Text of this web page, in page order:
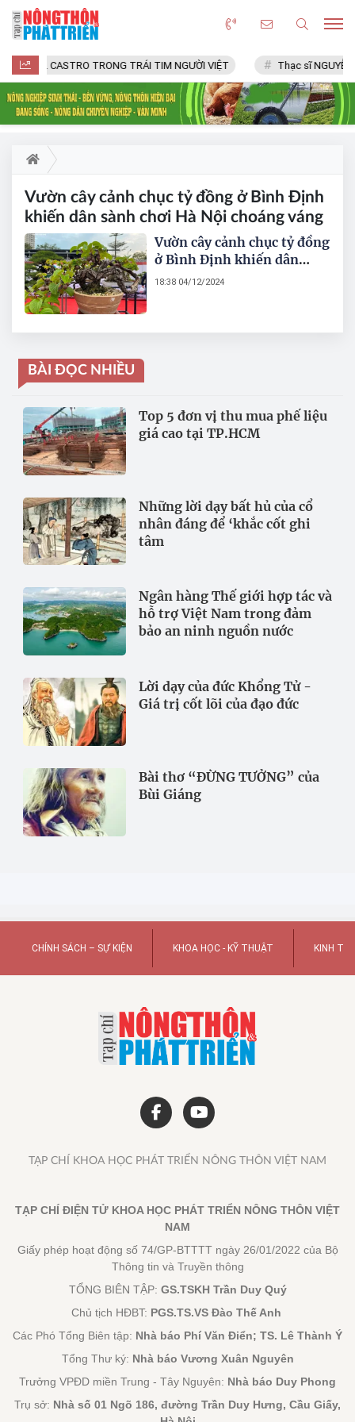
FIDEL CASTRO TRONG TRÁI TIM NGƯỜI VIỆT Thạc sĩ NGUYỄN
Vườn cây cảnh chục tỷ đồng ở Bình Định
khiến dân sành chơi Hà Nội choáng váng
Vườn cây cảnh chục tỷ đồng
ở Bình Định khiến dân
sành chơi Hà Nội choáng
18:38 04/12/2024
BÀI ĐỌC NHIỀU
Top 5 đơn vị thu mua phế liệu
giá cao tại TP.HCM
Những lời dạy bất hủ của cổ
nhân đáng để ‘khắc cốt ghi
tâm
Ngân hàng Thế giới hợp tác và
hỗ trợ Việt Nam trong đảm
bảo an ninh nguồn nước
Lời dạy của đức Khổng Tử -
Giá trị cốt lõi của đạo đức
Bài thơ “ĐỪNG TƯỞNG” của
Bùi Giáng
CHÍNH SÁCH – SỰ KIỆN KHOA HỌC - KỸ THUẬT KINH TẾ
TẠP CHÍ KHOA HỌC PHÁT TRIỂN NÔNG THÔN VIỆT NAM
TẠP CHÍ ĐIỆN TỬ KHOA HỌC PHÁT TRIỂN NÔNG THÔN VIỆT
NAM
Giấy phép hoạt động số 74/GP-BTTTT ngày 26/01/2022 của Bộ
Thông tin và Truyền thông
TỔNG BIÊN TẬP: GS.TSKH Trần Duy Quý
Chủ tịch HĐBT: PGS.TS.VS Đào Thế Anh
Các Phó Tổng Biên tập: Nhà báo Phí Văn Điển; TS. Lê Thành Ý
Tổng Thư ký: Nhà báo Vương Xuân Nguyên
Trưởng VPĐD miền Trung - Tây Nguyên: Nhà báo Duy Phong
Trụ sở: Nhà số 01 Ngõ 186, đường Trần Duy Hưng, Cầu Giấy,